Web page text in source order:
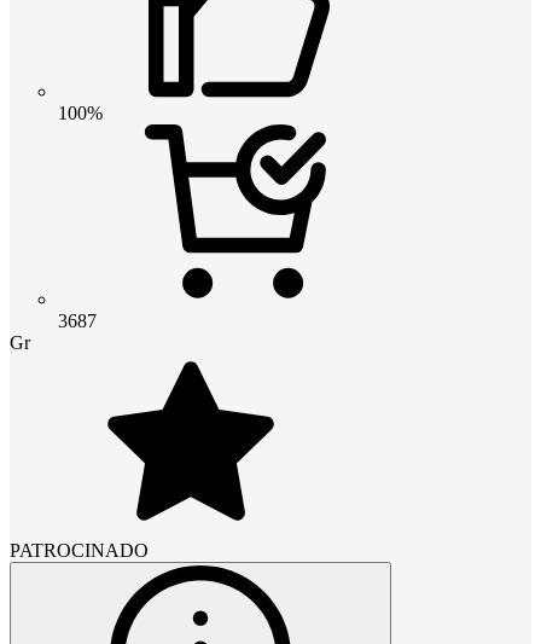
100%
3687
Gr
PATROCINADO